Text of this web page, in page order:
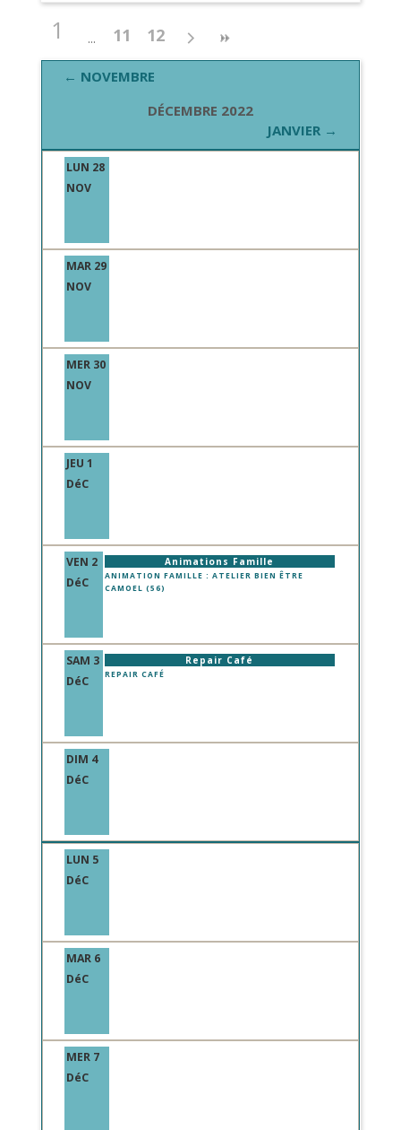
1 11 12
← NOVEMBRE
DÉCEMBRE 2022
JANVIER →
LUN 28
NOV
MAR 29
NOV
MER 30
NOV
JEU 1
DéC
VEN 2
DéC
Animations Famille
ANIMATION FAMILLE : ATELIER BIEN ÊTRE
CAMOEL (56)
SAM 3
DéC
Repair Café
REPAIR CAFÉ
DIM 4
DéC
LUN 5
DéC
MAR 6
DéC
MER 7
DéC